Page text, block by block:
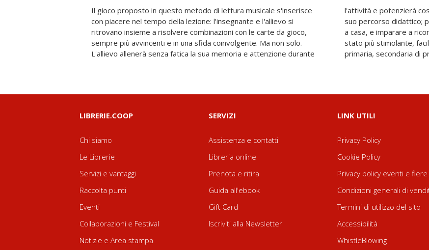
Il gioco proposto in questo metodo di lettura musicale s'inserisce
con piacere nel tempo della lezione: l'insegnante e l'allievo si
ritrovano insieme a risolvere combinazioni con le carte da gioco,
sempre più avvincenti e in una sfida coinvolgente. Ma non solo.
L'allievo allenerà senza fatica la sua memoria e attenzione durante
l'attività e potenzierà così queste risorse cognitive utili a tutto il
suo percorso didattico; potrà giocare anche da solo, esercitandosi
a casa, e imparare a riconoscere le note musicali non sarà mai
stato più stimolante, facile, e divertente. Consigliato per: scuola
primaria, secondaria di
LIBRERIE.COOP
Chi siamo
Le Librerie
Servizi e vantaggi
Raccolta punti
Eventi
Collaborazioni e Festival
Notizie e Area stampa
SERVIZI
Assistenza e contatti
Libreria online
Prenota e ritira
Guida all'ebook
Gift Card
Iscriviti alla Newsletter
LINK UTILI
Privacy Policy
Cookie Policy
Privacy policy eventi e fiere
Condizioni generali di
Termini di utilizzo del sito
Accessibilità
WhistleBlowing